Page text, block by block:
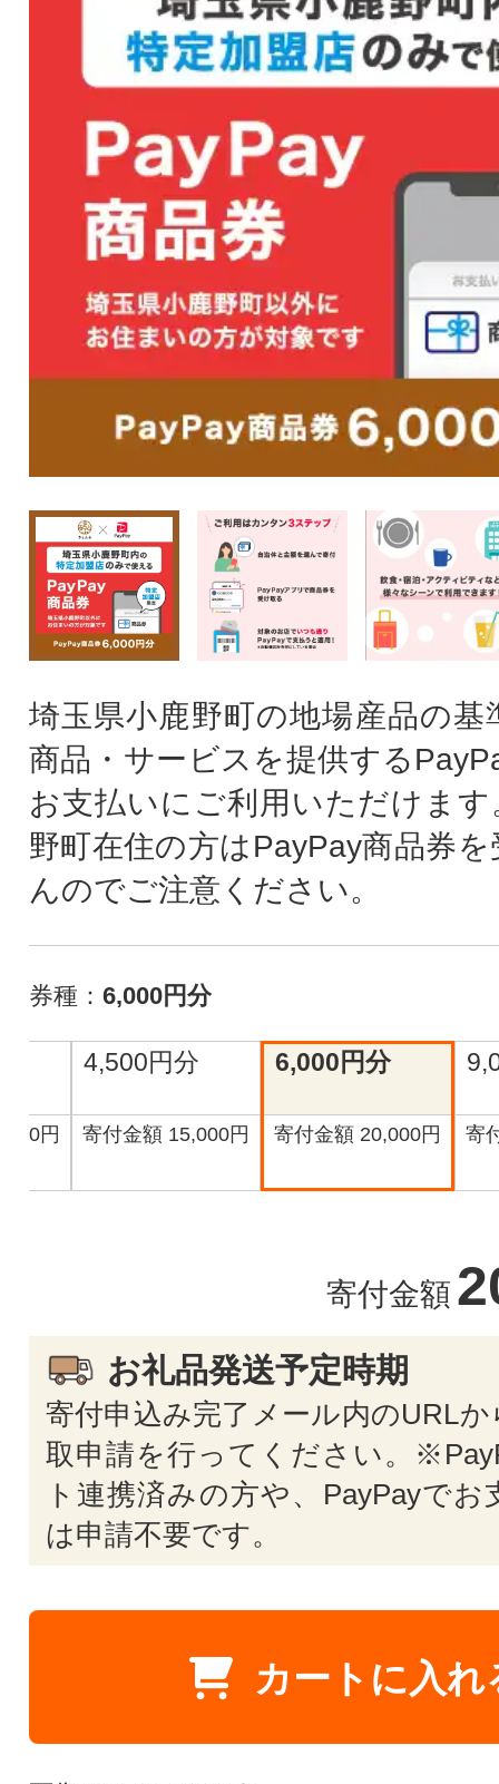
埼玉県小鹿野町の地場産品の基
商品・サービスを提供する
お支払いにご利用いただけま
野町在住の方はPayPay商品券
んのでご注意ください。
券種： 6,000円分
円
4,500円分
寄付金額 15,000円
6,000円分
寄付金額 20,000円 寄
寄付金額
お礼品発送予定時期
寄付申込み完了メール内のURL
取申請を行ってください。
ト連携済みの方や、PayPayでお
は申請不要です。
カートに入れ